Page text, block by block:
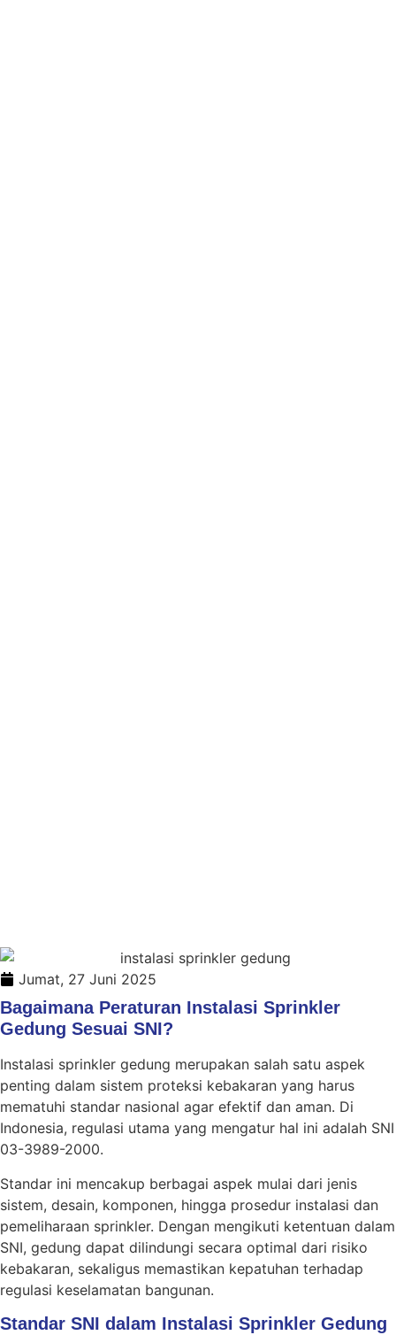
Jumat, 27 Juni 2025
Bagaimana Peraturan Instalasi Sprinkler
Gedung Sesuai SNI?
Instalasi sprinkler gedung merupakan salah satu aspek
penting dalam sistem proteksi kebakaran yang harus
mematuhi standar nasional agar efektif dan aman. Di
Indonesia, regulasi utama yang mengatur hal ini adalah SNI
03-3989-2000.
Standar ini mencakup berbagai aspek mulai dari jenis
sistem, desain, komponen, hingga prosedur instalasi dan
pemeliharaan sprinkler. Dengan mengikuti ketentuan dalam
SNI, gedung dapat dilindungi secara optimal dari risiko
kebakaran, sekaligus memastikan kepatuhan terhadap
regulasi keselamatan bangunan.
Standar SNI dalam Instalasi Sprinkler Gedung